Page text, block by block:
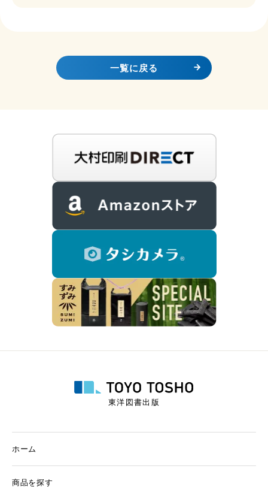
一覧に戻る
東洋図書出版
ホーム
商品を探す